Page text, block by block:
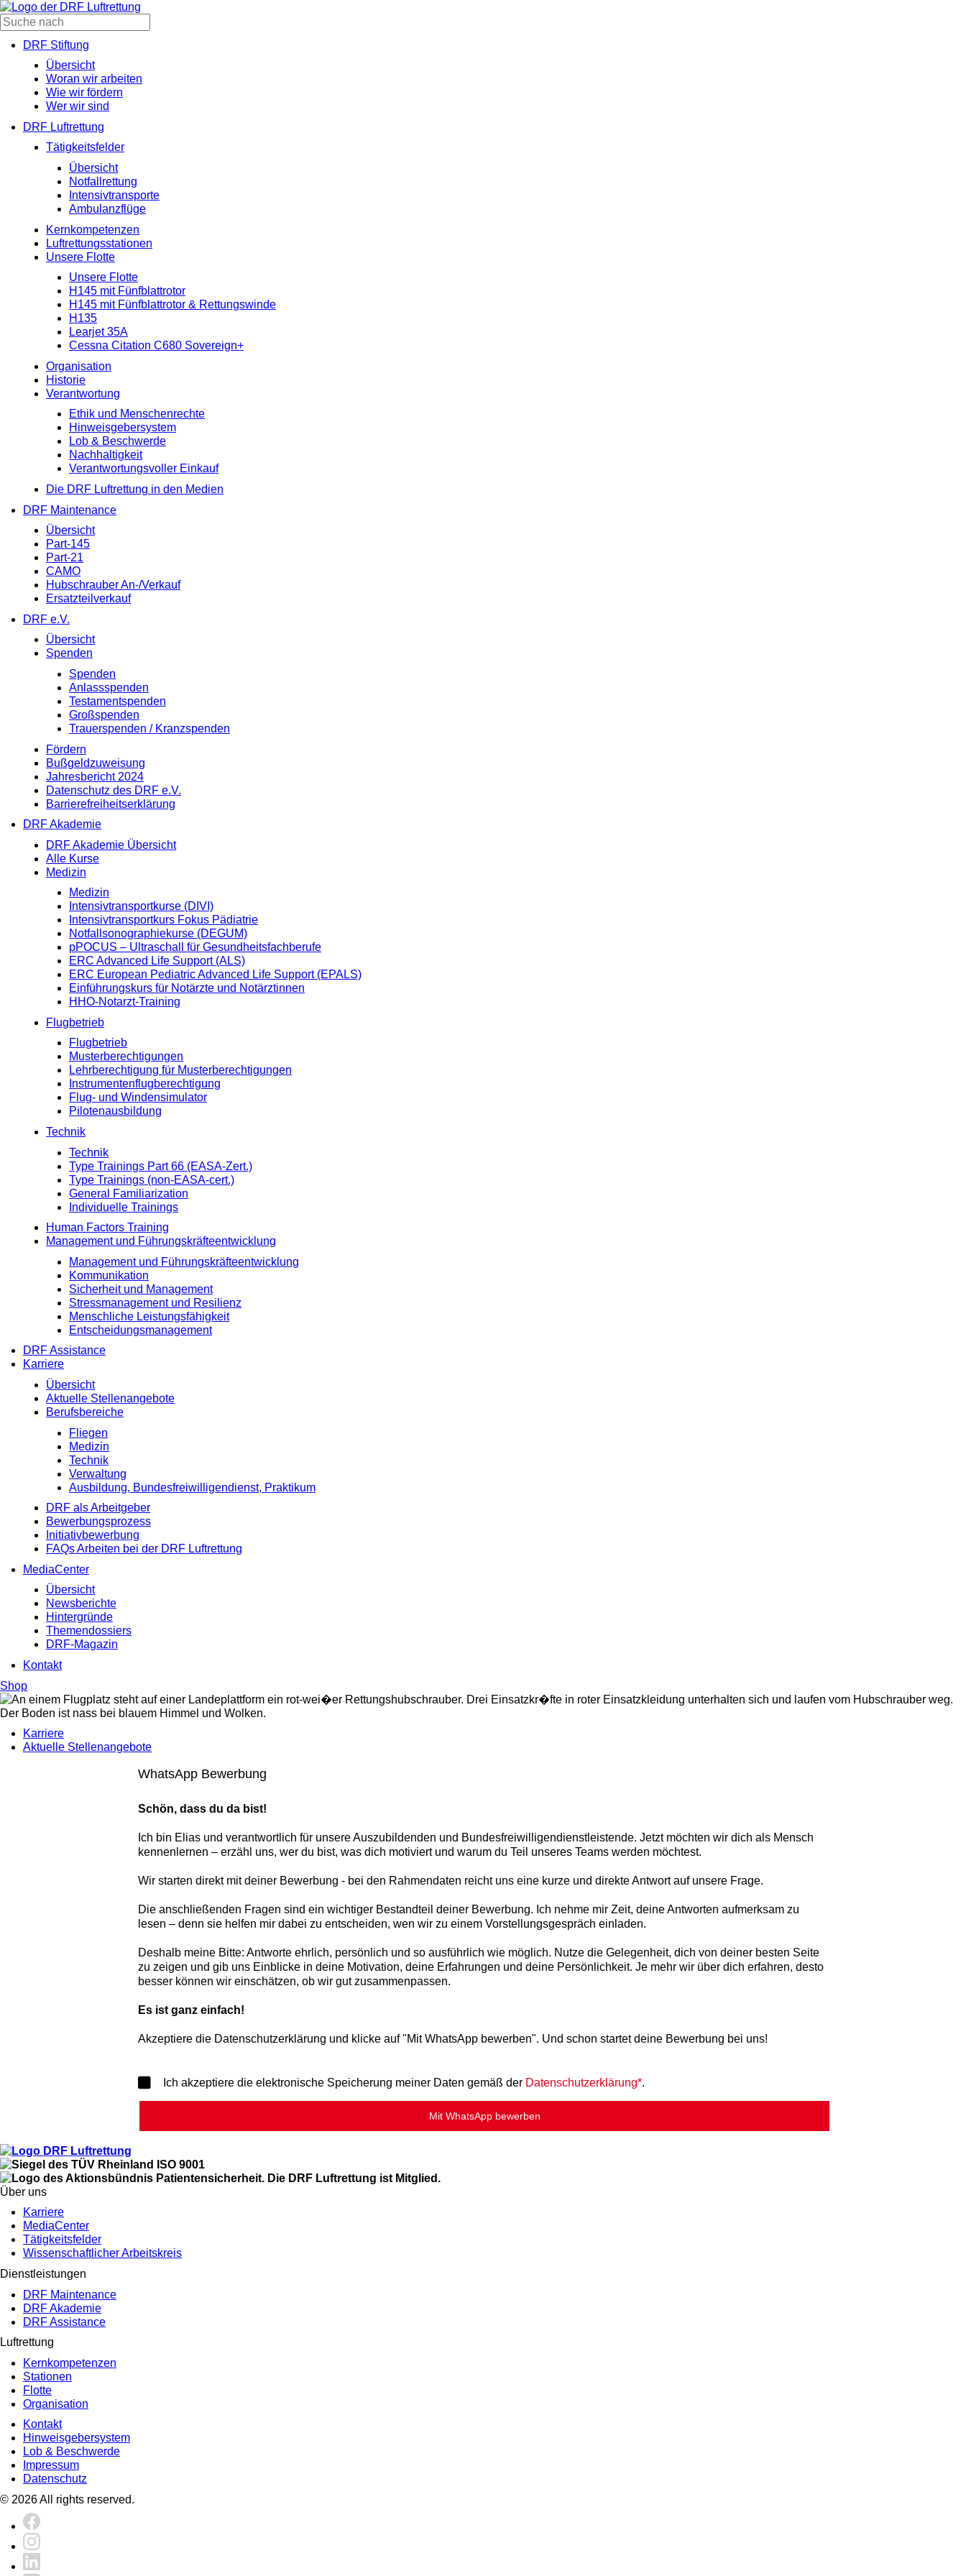
DRF Stiftung
Übersicht
Woran wir arbeiten
Wie wir fördern
Wer wir sind
DRF Luftrettung
Tätigkeitsfelder
Übersicht
Notfallrettung
Intensivtransporte
Ambulanzflüge
Kernkompetenzen
Luftrettungsstationen
Unsere Flotte
Unsere Flotte
H145 mit Fünfblattrotor
H145 mit Fünfblattrotor & Rettungswinde
H135
Learjet 35A
Cessna Citation C680 Sovereign+
Organisation
Historie
Verantwortung
Ethik und Menschenrechte
Hinweisgebersystem
Lob & Beschwerde
Nachhaltigkeit
Verantwortungsvoller Einkauf
Die DRF Luftrettung in den Medien
DRF Maintenance
Übersicht
Part-145
Part-21
CAMO
Hubschrauber An-/Verkauf
Ersatzteilverkauf
DRF e.V.
Übersicht
Spenden
Spenden
Anlassspenden
Testamentspenden
Großspenden
Trauerspenden / Kranzspenden
Fördern
Bußgeldzuweisung
Jahresbericht 2024
Datenschutz des DRF e.V.
Barrierefreiheitserklärung
DRF Akademie
DRF Akademie Übersicht
Alle Kurse
Medizin
Medizin
Intensivtransportkurse (DIVI)
Intensivtransportkurs Fokus Pädiatrie
Notfallsonographiekurse (DEGUM)
pPOCUS – Ultraschall für Gesundheitsfachberufe
ERC Advanced Life Support (ALS)
ERC European Pediatric Advanced Life Support (EPALS)
Einführungskurs für Notärzte und Notärztinnen
HHO-Notarzt-Training
Flugbetrieb
Flugbetrieb
Musterberechtigungen
Lehrberechtigung für Musterberechtigungen
Instrumentenflugberechtigung
Flug- und Windensimulator
Pilotenausbildung
Technik
Technik
Type Trainings Part 66 (EASA-Zert.)
Type Trainings (non-EASA-cert.)
General Familiarization
Individuelle Trainings
Human Factors Training
Management und Führungskräfteentwicklung
Management und Führungskräfteentwicklung
Kommunikation
Sicherheit und Management
Stressmanagement und Resilienz
Menschliche Leistungsfähigkeit
Entscheidungsmanagement
DRF Assistance
Karriere
Übersicht
Aktuelle Stellenangebote
Berufsbereiche
Fliegen
Medizin
Technik
Verwaltung
Ausbildung, Bundesfreiwilligendienst, Praktikum
DRF als Arbeitgeber
Bewerbungsprozess
Initiativbewerbung
FAQs Arbeiten bei der DRF Luftrettung
MediaCenter
Übersicht
Newsberichte
Hintergründe
Themendossiers
DRF-Magazin
Kontakt
Shop
Karriere
Aktuelle Stellenangebote
WhatsApp Bewerbung
Schön, dass du da bist!
Ich bin Elias und verantwortlich für unsere Auszubildenden und Bundesfreiwilligendienstleistende. Jetzt möchten wir dich als Mensch
kennenlernen – erzähl uns, wer du bist, was dich motiviert und warum du Teil unseres Teams werden möchtest.
Wir starten direkt mit deiner Bewerbung - bei den Rahmendaten reicht uns eine kurze und direkte Antwort auf unsere Frage.
Die anschließenden Fragen sind ein wichtiger Bestandteil deiner Bewerbung. Ich nehme mir Zeit, deine Antworten aufmerksam zu
lesen – denn sie helfen mir dabei zu entscheiden, wen wir zu einem Vorstellungsgespräch einladen.
Deshalb meine Bitte: Antworte ehrlich, persönlich und so ausführlich wie möglich. Nutze die Gelegenheit, dich von deiner besten Seite
zu zeigen und gib uns Einblicke in deine Motivation, deine Erfahrungen und deine Persönlichkeit. Je mehr wir über dich erfahren, desto
besser können wir einschätzen, ob wir gut zusammenpassen.
Es ist ganz einfach!
Akzeptiere die Datenschutzerklärung und klicke auf "Mit WhatsApp bewerben". Und schon startet deine Bewerbung bei uns!
Ich akzeptiere die elektronische Speicherung meiner Daten gemäß der Datenschutzerklärung*.
Mit WhatsApp bewerben
Über uns
Karriere
MediaCenter
Tätigkeitsfelder
Wissenschaftlicher Arbeitskreis
Dienstleistungen
DRF Maintenance
DRF Akademie
DRF Assistance
Luftrettung
Kernkompetenzen
Stationen
Flotte
Organisation
Kontakt
Hinweisgebersystem
Lob & Beschwerde
Impressum
Datenschutz
© 2026 All rights reserved.